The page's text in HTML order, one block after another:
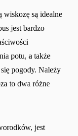
wiskozę są idealne
jest bardzo
potu, a także
pogody. Należy
to dwa różne
jest